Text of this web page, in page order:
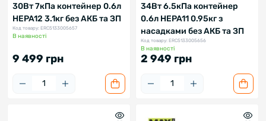
30Вт 7кПа контейнер 0.6л
HEPA12 3.1кг без АКБ та ЗП
Код товару: ERC5133005657
В наявності
9 499 грн
34Вт 6.5кПа контейнер
0.6л HEPA11 0.95кг з
насадками без АКБ та ЗП
Код товару: ERC5133005656
В наявності
2 949 грн